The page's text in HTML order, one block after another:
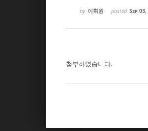
by 이휘원 posted Sep
첨부하였습니다.
스케치북5
스케치북5